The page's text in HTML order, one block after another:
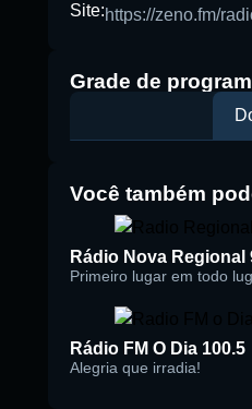
Site:https://zeno.fm/
Grade de
Você também
Primeiro lugar em todo
Rádio FM O Dia 100.5
Alegria que irradia!